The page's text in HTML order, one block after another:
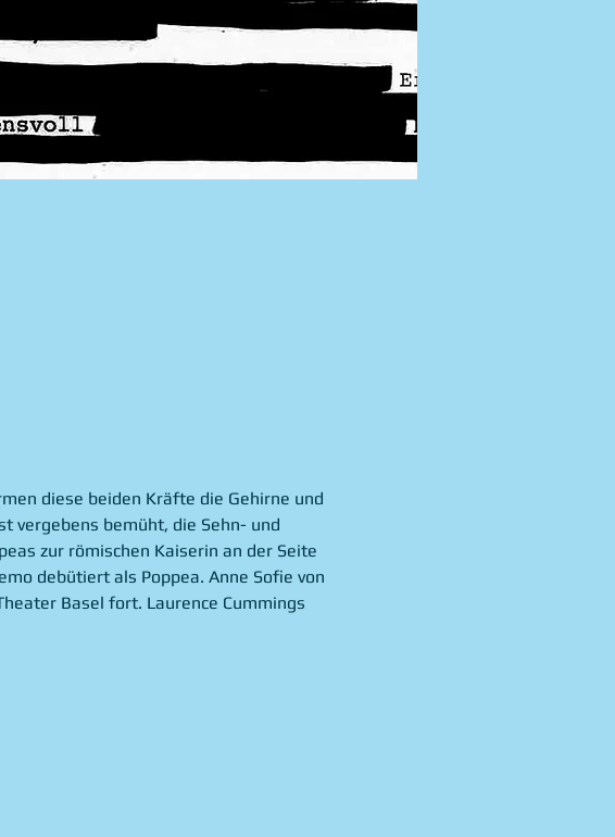
diese beiden Kräfte die Gehirne und
vergebens bemüht, die Sehn- und
zur römischen Kaiserin an der Seite
debütiert als Poppea. Anne Sofie von
Basel fort. Laurence Cummings